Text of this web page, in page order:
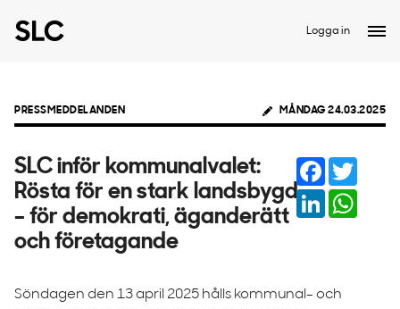
Logga in
PRESSMEDDELANDEN MÅNDAG 24.03.2025
SLC inför kommunalvalet:
Rösta för en stark landsbygd
– för demokrati, äganderätt
och företagande
Facebook
LinkedIn
Söndagen den 13 april 2025 hålls kommunal- och